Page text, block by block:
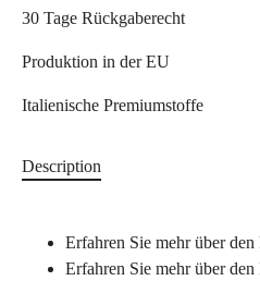
30 Tage Rückgaberecht
Produktion in der EU
Italienische Premiumstoffe
Description
Erfahren Sie mehr über den
Erfahren Sie mehr über den